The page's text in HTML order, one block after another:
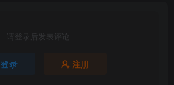
请登录后发表评论
登录 注册